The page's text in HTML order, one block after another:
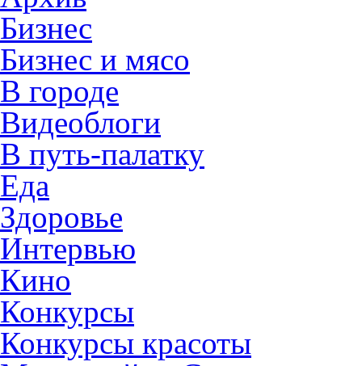
Бизнес
Бизнес и мясо
В городе
Видеоблоги
В путь-палатку
Еда
Здоровье
Интервью
Кино
Конкурсы
Конкурсы красоты